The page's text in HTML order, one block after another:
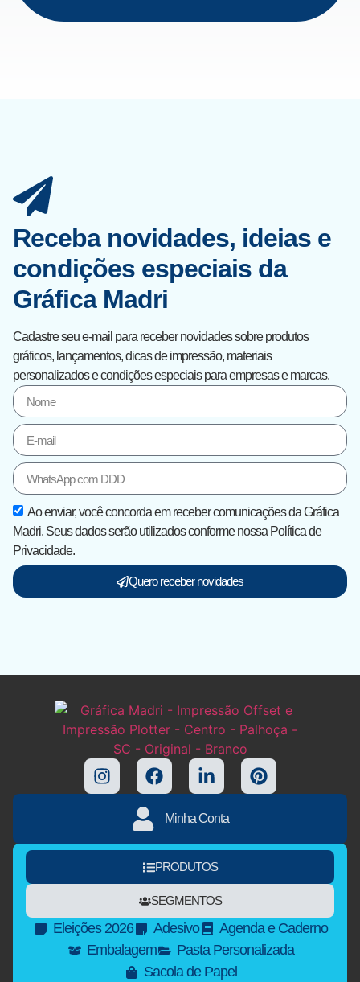
Receba novidades, ideias e
condições especiais da
Gráfica Madri
Cadastre seu e-mail para receber novidades sobre produtos
gráficos, lançamentos, dicas de impressão, materiais
personalizados e condições especiais para empresas e marcas.
Ao enviar, você concorda em receber comunicações da Gráfica
Madri. Seus dados serão utilizados conforme nossa Política de
Privacidade.
Quero receber novidades
Minha Conta
PRODUTOS
SEGMENTOS
Eleições 2026 Adesivo
Agenda e Caderno
Embalagem
Pasta Personalizada
Sacola de Papel